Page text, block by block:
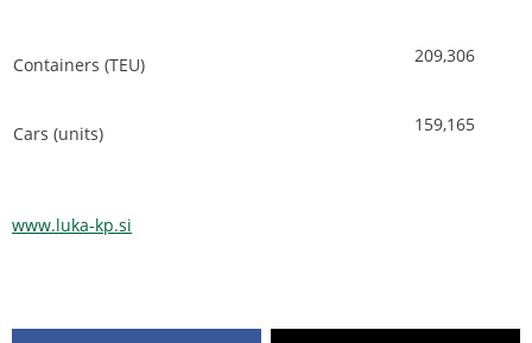
Containers (TEU) 209,306
Cars (units) 159,165
www.luka-kp.si